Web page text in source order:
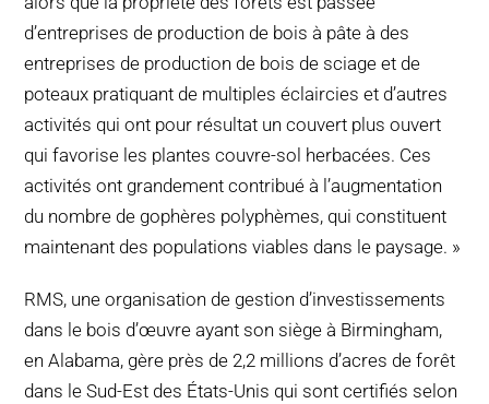
d’entreprises de production de bois à pâte à des
entreprises de production de bois de sciage et de
poteaux pratiquant de multiples éclaircies et d’autres
activités qui ont pour résultat un couvert plus ouvert
qui favorise les plantes couvre-sol herbacées. Ces
activités ont grandement contribué à l’augmentation
du nombre de gophères polyphèmes, qui constituent
maintenant des populations viables dans le paysage. »
RMS, une organisation de gestion d’investissements
dans le bois d’œuvre ayant son siège à Birmingham,
en Alabama, gère près de 2,2 millions d’acres de forêt
dans le Sud-Est des États-Unis qui sont certifiés selon